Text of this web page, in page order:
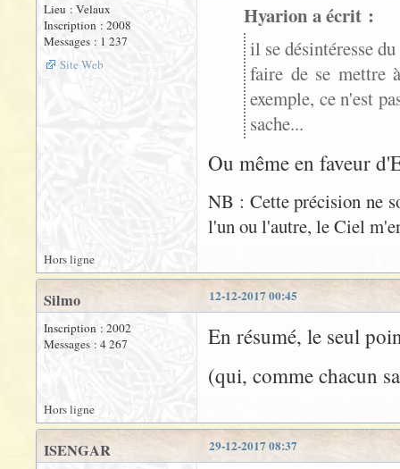
Lieu : Velaux
Inscription : 2008
Messages : 1 237
Site Web
Hyarion a écrit :
il se désintéresse
faire de se mettre
exemple, ce n'est
sache...
Ou même en faveur
NB : Cette précision ne
l'un ou l'autre, le Ciel
Hors ligne
12-12-2017 00:45
Silmo
Inscription : 2002
Messages : 4 267
En résumé, le seul
(qui, comme chacun
Hors ligne
29-12-2017 08:37
ISENGAR